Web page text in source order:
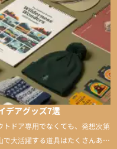
デアグッズ7選
トドア専用でなくても、発想次第
で大活躍する道具はたくさんあり